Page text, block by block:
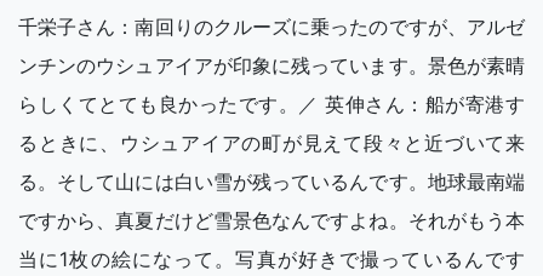
千栄子さん：南回りのクルーズに乗ったのですが、アルゼ
ンチンのウシュアイアが印象に残っています。景色が素晴
らしくてとても良かったです。／ 英伸さん：船が寄港す
るときに、ウシュアイアの町が見えて段々と近づいて来
る。そして山には白い雪が残っているんです。地球最南端
ですから、真夏だけど雪景色なんですよね。それがもう本
当に1枚の絵になって。写真が好きで撮っているんです